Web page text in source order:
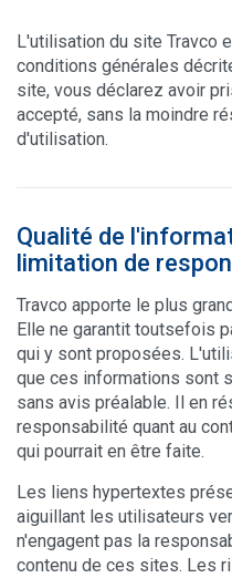
L'utilisation du site Travco
conditions générales
site, vous déclarez avoir
accepté, sans la moindre
d'utilisation.
Qualité de
limitation de
Travco apporte le plus
Elle ne garantit toutsefois
qui y sont proposées.
que ces informations sont
sans avis préalable. Il en
responsabilité quant au
qui pourrait en être faite.
Les liens hypertextes
aiguillant les utilisateurs
n'engagent pas la
contenu de ces sites. Les